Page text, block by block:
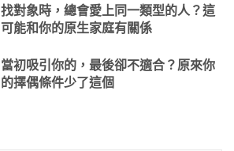
找對象時，總會愛上同一類型的人？這
可能和你的原生家庭有關係
當初吸引你的，最後卻不適合？原來你
的擇偶條件少了這個